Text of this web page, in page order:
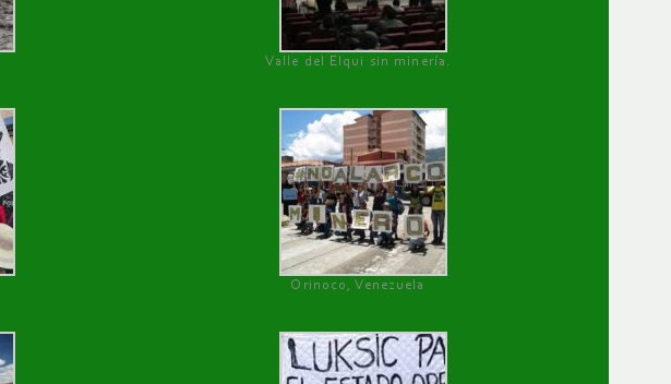
Valle del Elqui sin minería.
Orinoco, Venezuela